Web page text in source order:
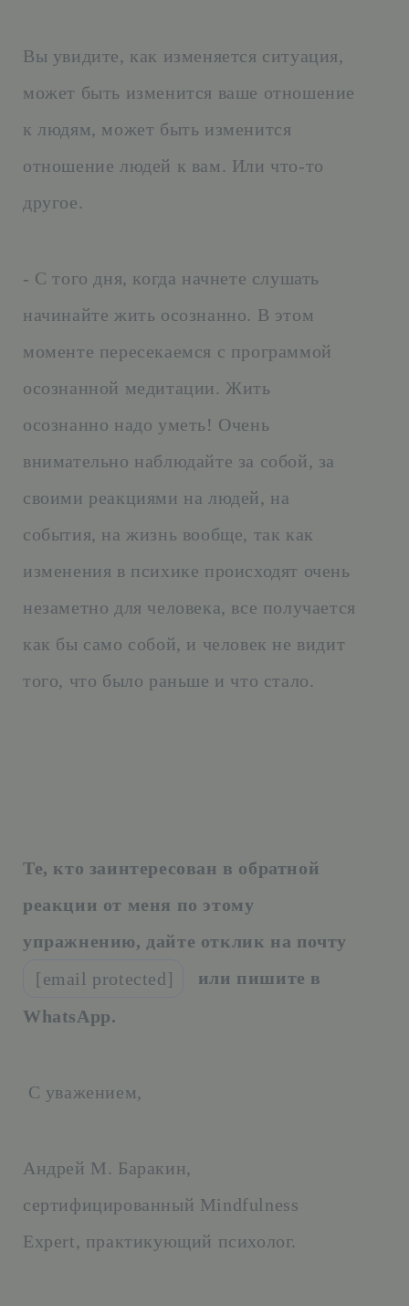
Вы увидите, как изменяется ситуация,
может быть изменится ваше отношение
к людям, может быть изменится
отношение людей к вам. Или что-то
другое.
- С того дня, когда начнете слушать
начинайте жить осознанно. В этом
моменте пересекаемся с программой
осознанной медитации. Жить
осознанно надо уметь! Очень
внимательно наблюдайте за собой, за
своими реакциями на людей, на
события, на жизнь вообще, так как
изменения в психике происходят очень
незаметно для человека, все получается
как бы само собой, и человек не видит
того, что было раньше и что стало.
Те, кто заинтересован в обратной
реакции от меня по этому
упражнению, дайте отклик на почту
[email protected]
или пишите в
WhatsApp.
С уважением,
Андрей М. Баракин,
сертифицированный Mindfulness
Expert, практикующий психолог.